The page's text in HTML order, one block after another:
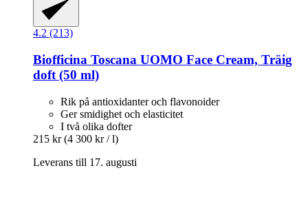
4.2 (213)
Biofficina Toscana UOMO Face Cream, Träig
doft (50 ml)
Rik på antioxidanter och flavonoider
Ger smidighet och elasticitet
I två olika dofter
215 kr (4 300 kr / l)
Leverans till 17. augusti